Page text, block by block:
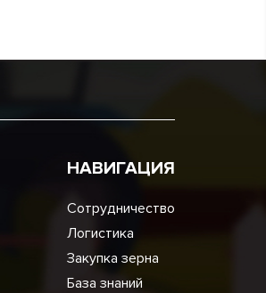
НАВИГАЦИЯ
Сотрудничество
Логистика
Закупка зерна
База знаний